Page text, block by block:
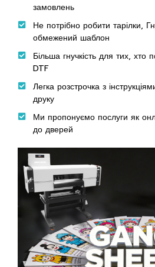
замовлень
Не потрібно робити тарілки,
обмежений шаблон
Більша гнучкість для тих, хто
DTF
Легка розстрочка з
друку
Ми пропонуємо послуги як
до дверей